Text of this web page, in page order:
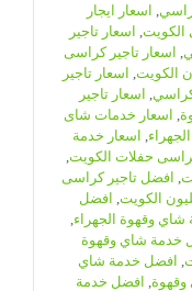
اسعار ايجار
الكويت
اسعار تاجير
اسعار تاجير كراسى
الكويت
اسعار تاجير
كراسي
اسعار تاجير
اسعار خدمات شاى
اسعار خدمة
حفلات الكويت
افضل تاجير كراسى
الكويت
افضل
وقهوة الجهراء
خدمة شاي وقهوة
افضل خدمة شاي
افضل خدمة